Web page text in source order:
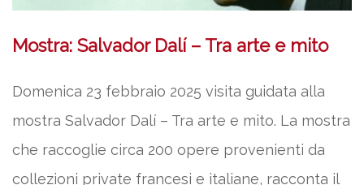
Mostra: Salvador Dalí – Tra arte e mito
Domenica 23 febbraio 2025 visita guidata alla
mostra Salvador Dalí – Tra arte e mito. La mostra
che raccoglie circa 200 opere provenienti da
collezioni private francesi e italiane, racconta il